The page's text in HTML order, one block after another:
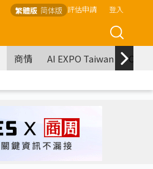
繁體版 简体版 評估申請 登入
商情 AI EXPO Taiwan